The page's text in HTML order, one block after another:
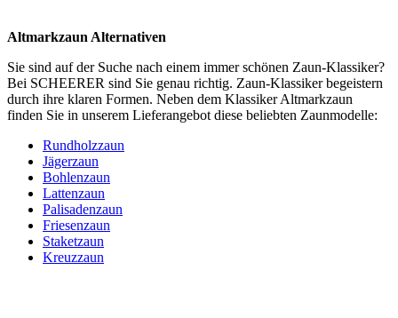
Altmarkzaun Alternativen
Sie sind auf der Suche nach einem immer schönen Zaun-Klassiker?
Bei SCHEERER sind Sie genau richtig. Zaun-Klassiker begeistern
durch ihre klaren Formen. Neben dem Klassiker Altmarkzaun
finden Sie in unserem Lieferangebot diese beliebten Zaunmodelle:
Rundholzzaun
Jägerzaun
Bohlenzaun
Lattenzaun
Palisadenzaun
Friesenzaun
Staketzaun
Kreuzzaun